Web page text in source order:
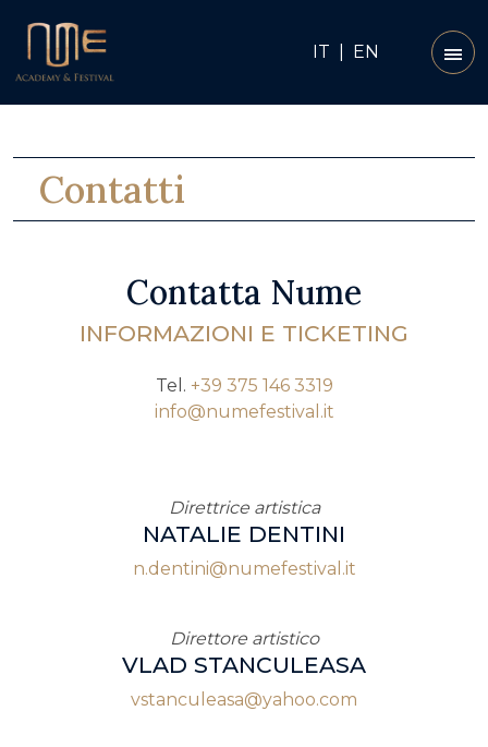
IT EN
Contatti
Contatta Nume
INFORMAZIONI E TICKETING
Tel. +39 375 146 3319
info@numefestival.it
Direttrice artistica
NATALIE DENTINI
n.dentini@numefestival.it
Direttore artistico
VLAD STANCULEASA
vstanculeasa@yahoo.com